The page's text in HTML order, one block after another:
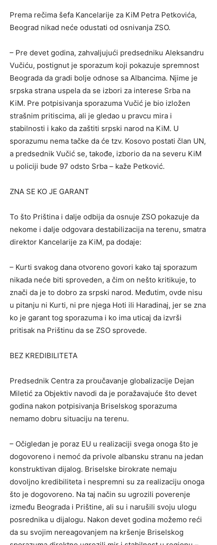
Prema rečima šefa Kancelarije za KiM Petra Petkovića,
Beograd nikad neće odustati od osnivanja ZSO.
– Pre devet godina, zahvaljujući predsedniku Aleksandru
Vučiću, postignut je sporazum koji pokazuje spremnost
Beograda da gradi bolje odnose sa Albancima. Njime je
srpska strana uspela da se izbori za interese Srba na
KiM. Pre potpisivanja sporazuma Vučić je bio izložen
strašnim pritiscima, ali je gledao u pravcu mira i
stabilnosti i kako da zaštiti srpski narod na KiM. U
sporazumu nema tačke da će tzv. Kosovo postati član UN,
a predsednik Vučić se, takođe, izborio da na severu KiM
u policiji bude 97 odsto Srba – kaže Petković.
ZNA SE KO JE GARANT
To što Priština i dalje odbija da osnuje ZSO pokazuje da
nekome i dalje odgovara destabilizacija na terenu, smatra
direktor Kancelarije za KiM, pa dodaje:
– Kurti svakog dana otvoreno govori kako taj sporazum
nikada neće biti sproveden, a čim on nešto kritikuje, to
znači da je to dobro za srpski narod. Međutim, ovde nisu
u pitanju ni Kurti, ni pre njega Hoti ili Haradinaj, jer se zna
ko je garant tog sporazuma i ko ima uticaj da izvrši
pritisak na Prištinu da se ZSO sprovede.
BEZ KREDIBILITETA
Predsednik Centra za proučavanje globalizacije Dejan
Miletić za Objektiv navodi da je poražavajuće što devet
godina nakon potpisivanja Briselskog sporazuma
nemamo dobru situaciju na terenu.
– Očigledan je poraz EU u realizaciji svega onoga što je
dogovoreno i nemoć da privole albansku stranu na jedan
konstruktivan dijalog. Briselske birokrate nemaju
dovoljno kredibiliteta i nespremni su za realizaciju onoga
što je dogovoreno. Na taj način su ugrozili poverenje
između Beograda i Prištine, ali su i narušili svoju ulogu
posrednika u dijalogu. Nakon devet godina možemo reći
da su svojim nereagovanjem na kršenje Briselskog